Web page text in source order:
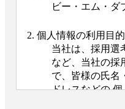
ビー・エム・ダ
2. 個人情報の利用目
当社は、採用選
など、当社の採
で、皆様の氏名
ドレスなどの